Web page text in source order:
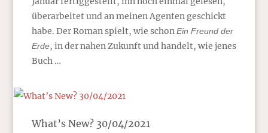
überarbeitet und an meinen Agenten geschickt
habe. Der Roman spielt, wie schonEin Freund der
Erde, in der nahen Zukunft und handelt, wie jenes
Buch …
What’s New? 30/04/2021